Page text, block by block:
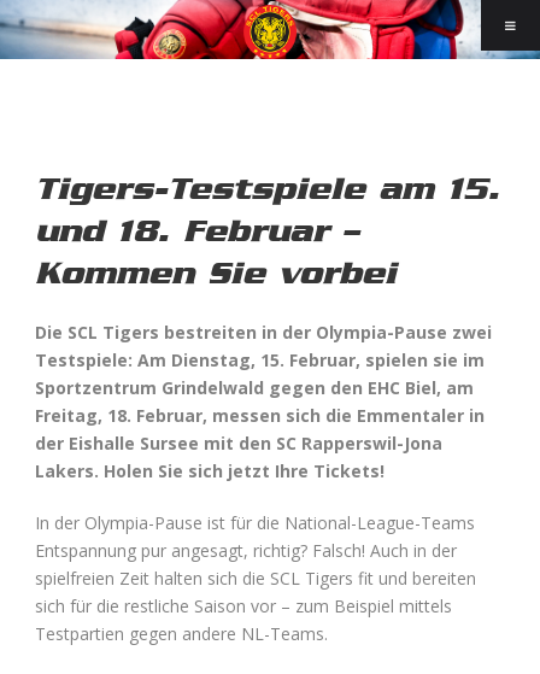
Tigers-Testspiele am 15.
und 18. Februar –
Kommen Sie vorbei
Die SCL Tigers bestreiten in der Olympia-Pause zwei
Testspiele: Am Dienstag, 15. Februar, spielen sie im
Sportzentrum Grindelwald gegen den EHC Biel, am
Freitag, 18. Februar, messen sich die Emmentaler in
der Eishalle Sursee mit den SC Rapperswil-Jona
Lakers. Holen Sie sich jetzt Ihre Tickets!
In der Olympia-Pause ist für die National-League-Teams
Entspannung pur angesagt, richtig? Falsch! Auch in der
spielfreien Zeit halten sich die SCL Tigers fit und bereiten
sich für die restliche Saison vor – zum Beispiel mittels
Testpartien gegen andere NL-Teams.